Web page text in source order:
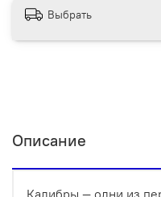
Выбрать
Описание
Калибры — одни из